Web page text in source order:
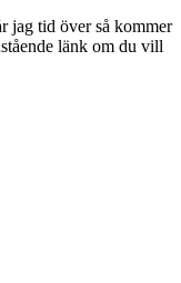
jag tid över så kommer
länk om du vill